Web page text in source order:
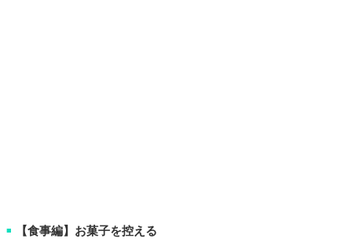
■ 【食事編】お菓子を控える